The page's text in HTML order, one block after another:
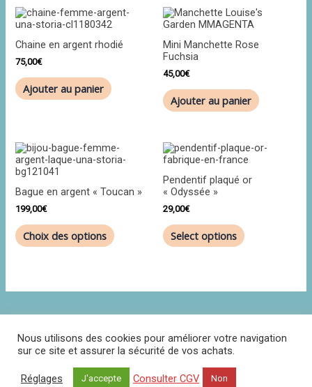
Chaine en argent rhodié
75,00€
Ajouter au panier
Mini Manchette Rose
Fuchsia
45,00€
Ajouter au panier
Bague en argent « Toucan »
199,00€
Choix des options
Ce
produit
variations.
peuvent
être
page
produit
Pendentif plaqué or
« Odyssée »
29,00€
Select options
Réclamations
Nous utilisons des cookies pour améliorer votre navigation
sur ce site et assurer la sécurité de vos achats.
Réglages J'accepte Consulter CGV Non